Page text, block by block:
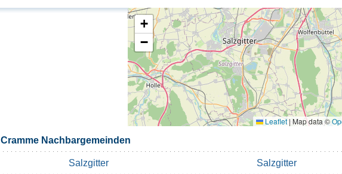
+
−
Leaflet | Map data ©
Cramme Nachbargemeinden
Salzgitter Salzgitter